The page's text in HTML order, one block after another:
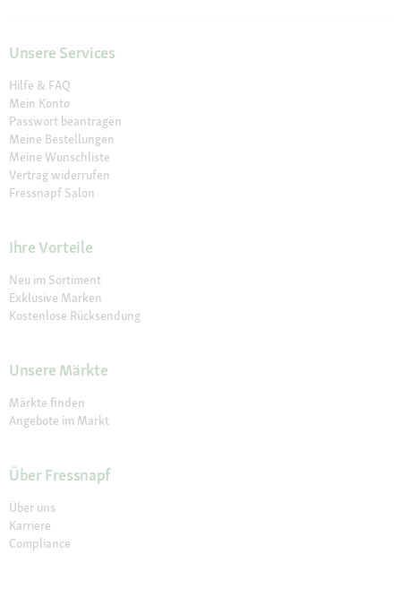
Unsere Services
Hilfe & FAQ
Mein Konto
Passwort beantragen
Meine Bestellungen
Meine Wunschliste
Vertrag widerrufen
Fressnapf Salon
Ihre Vorteile
Neu im Sortiment
Exklusive Marken
Kostenlose Rücksendung
Unsere Märkte
Märkte finden
Angebote im Markt
Über Fressnapf
Über uns
Karriere
Compliance